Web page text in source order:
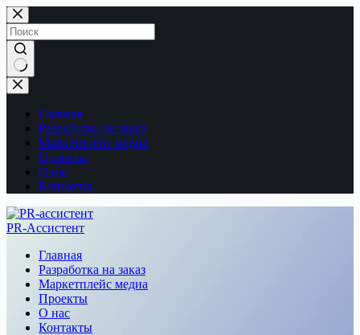
Перейти
к
сути
Ничего
не
найденоГлавная
Разработка на заказ
Маркетплейс медиа
Проекты
О нас
Контакты
PR-Ассистент
Главная
Разработка на заказ
Маркетплейс медиа
Проекты
О нас
Контакты